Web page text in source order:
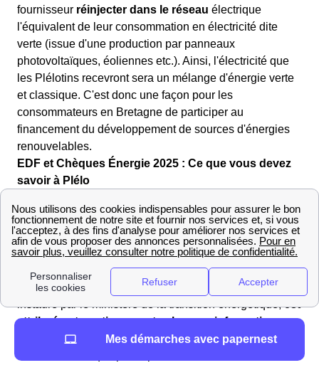
fournisseur réinjecter dans le réseau électrique
l'équivalent de leur consommation en électricité dite
verte (issue d'une production par panneaux
photovoltaïques, éoliennes etc.). Ainsi, l'électricité que
les Plélotins recevront sera un mélange d'énergie verte
et classique. C'est donc une façon pour les
consommateurs en Bretagne de participer au
financement du développement de sources d'énergies
renouvelables.
EDF et Chèques Énergie 2025 : Ce que vous devez
savoir à Plélo
Les chèques énergie seront envoyés cette année à
Plélo à partir de 25 avril 2024 pour tous les bénéficiaires
Plélotins.
Si vous y êtes éligible, vous pouvez utiliser le chèque
énergie pour le paiement de vos factures. Ce dispositif,
instauré par le ministère de la transition énergétique,est
attribué automatiquement selon vos informations
fiscales, sans aucune démarche de votre part !Vous
Mes démarches avec papernest